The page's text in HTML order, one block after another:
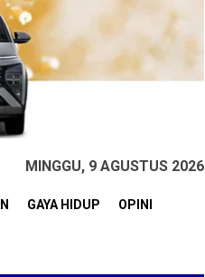
MINGGU, 9 AGUSTUS 2026
GAYA HIDUP OPINI